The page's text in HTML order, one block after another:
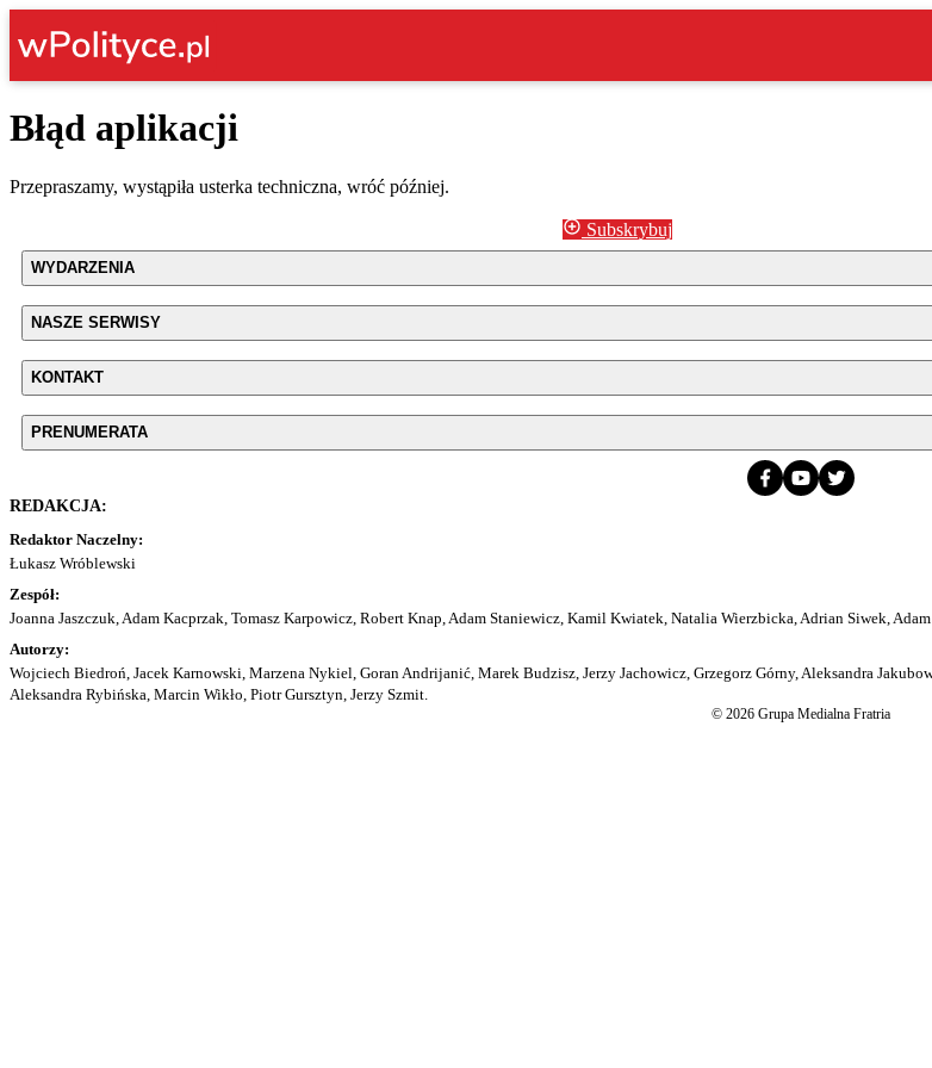
Błąd aplikacji
Przepraszamy, wystąpiła usterka techniczna, wróć później.
Subskrybuj
WYDARZENIA
NASZE SERWISY
KONTAKT
PRENUMERATA
REDAKCJA:
Redaktor Naczelny:
Łukasz Wróblewski
Zespół:
Joanna Jaszczuk, Adam Kacprzak, Tomasz Karpowicz, Robert Knap, Adam Staniewicz, Kamil Kwiatek, Natalia Wierzbicka, Adrian Siwek,
Autorzy:
Wojciech Biedroń, Jacek Karnowski, Marzena Nykiel, Goran Andrijanić, Marek Budzisz, Jerzy Jachowicz, Grzegorz Górny, Aleksandra
Aleksandra Rybińska, Marcin Wikło, Piotr Gursztyn, Jerzy Szmit.
© 2026 Grupa Medialna Fratria